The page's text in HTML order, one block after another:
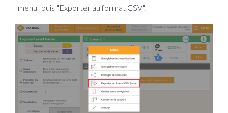
"menu" puis "Exporter au format CSV".